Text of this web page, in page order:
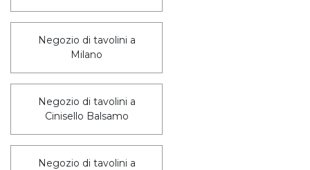
Negozio di tavolini a
Milano
Negozio di tavolini a
Cinisello Balsamo
Negozio di tavolini a